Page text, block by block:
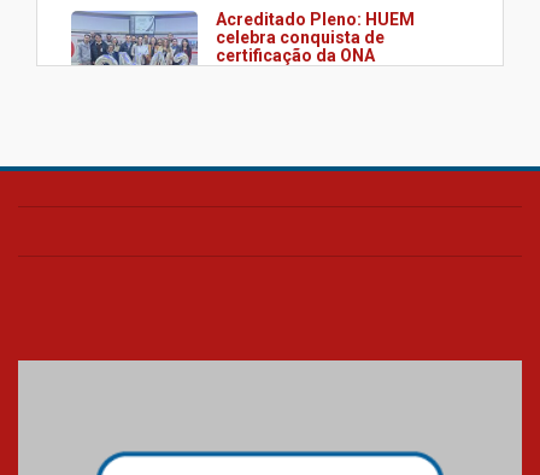
Acreditado Pleno: HUEM
celebra conquista de
certificação da ONA
HUEM é o primeiro hospital do
UTI's inteligentes
referência mundial em